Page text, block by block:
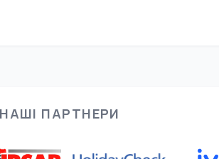
НАШІ ПАРТНЕРИ